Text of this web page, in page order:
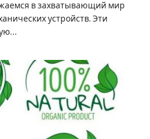
в захватывающий мир
устройств. Эти